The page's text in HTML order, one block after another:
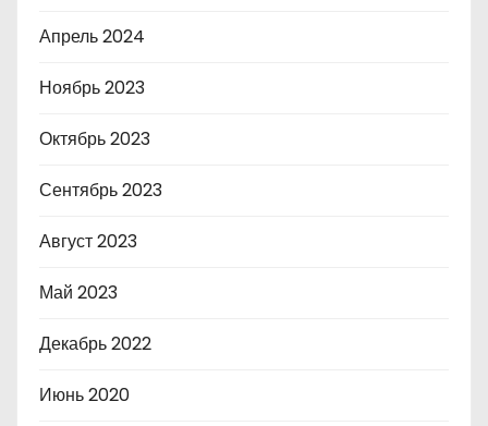
Апрель 2024
Ноябрь 2023
Октябрь 2023
Сентябрь 2023
Август 2023
Май 2023
Декабрь 2022
Июнь 2020